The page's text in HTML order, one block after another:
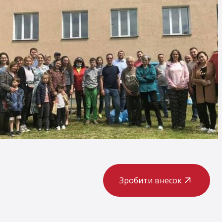
Зробити внесок